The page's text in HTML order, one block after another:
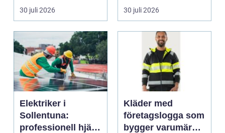
riskutbild...
30 juli 2026
veterinärmedicin. När
blod...
30 juli 2026
Elektriker i
Sollentuna:
professionell hjälp
Kläder med
företagslogga som
bygger varumärke